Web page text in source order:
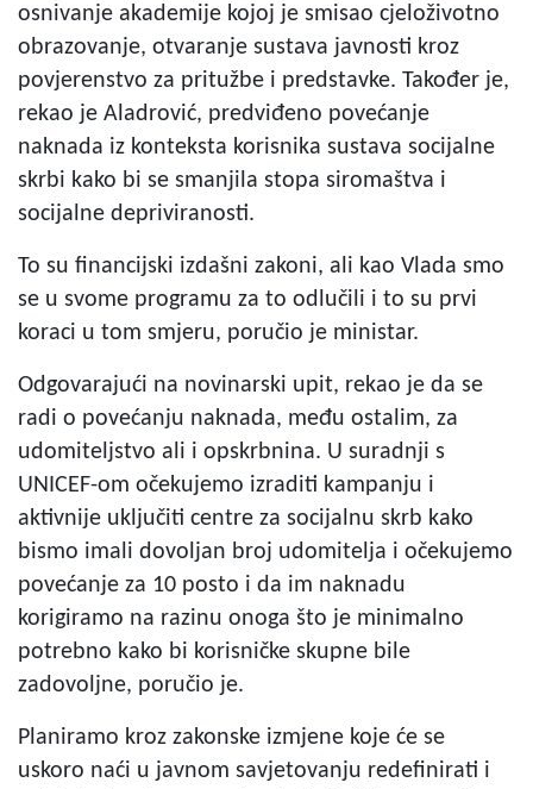
osnivanje akademije kojoj je smisao cjeloživotno
obrazovanje, otvaranje sustava javnosti kroz
povjerenstvo za pritužbe i predstavke. Također je,
rekao je Aladrović, predviđeno povećanje
naknada iz konteksta korisnika sustava socijalne
skrbi kako bi se smanjila stopa siromaštva i
socijalne depriviranosti.
To su financijski izdašni zakoni, ali kao Vlada smo
se u svome programu za to odlučili i to su prvi
koraci u tom smjeru, poručio je ministar.
Odgovarajući na novinarski upit, rekao je da se
radi o povećanju naknada, među ostalim, za
udomiteljstvo ali i opskrbnina. U suradnji s
UNICEF-om očekujemo izraditi kampanju i
aktivnije uključiti centre za socijalnu skrb kako
bismo imali dovoljan broj udomitelja i očekujemo
povećanje za 10 posto i da im naknadu
korigiramo na razinu onoga što je minimalno
potrebno kako bi korisničke skupne bile
zadovoljne, poručio je.
Planiramo kroz zakonske izmjene koje će se
uskoro naći u javnom savjetovanju redefinirati i